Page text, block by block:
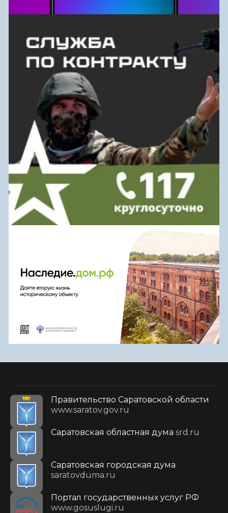
Правительство Саратовской области
www.saratov.gov.ru
Саратовская областная дума srd.ru
Саратовская городская дума
saratovduma.ru
Портал государственных услуг РФ
www.gosuslugi.ru